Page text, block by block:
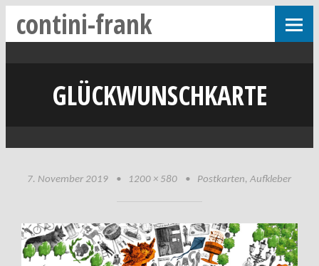
contini-frank
GLÜCKWUNSCHKARTE
7. November 2019 • 1200 × 580 • Postkarten, Aufkleber